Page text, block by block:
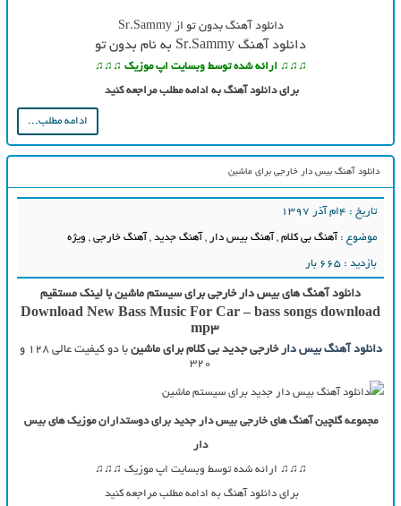
دانلود آهنگ بدون تو از Sr.Sammy
دانلود آهنگ Sr.Sammy به نام بدون تو
♫♫♫ ارائه شده توسط وبسایت اپ موزیک ♫♫♫
برای دانلود آهنگ به ادامه مطلب مراجعه کنید
ادامه مطلب...
دانلود آهنگ بیس دار خارجی برای ماشین
تاریخ : ۴ام آذر ۱۳۹۷
موضوع : آهنگ بی کلام, آهنگ بیس دار , آهنگ جدید, آهنگ خارجی, ویژه
بازدید : 665 بار
دانلود آهنگ های بیس دار خارجی برای سیستم ماشین با لینک مستقیم
Download New Bass Music For Car – bass songs download
mp3
دانلود آهنگ بیس دارخارجی جدید بی کلام برای ماشین
با دو کیفیت عالی ۱۲۸ و
۳۲۰
مجموعه گلچین آهنگ های خارجی بیس دار جدید برای دوستداران موزیک های بیس
دار
♫♫♫ ارائه شده توسط وبسایت اپ موزیک ♫♫♫
برای دانلود آهنگ به ادامه مطلب مراجعه کنید